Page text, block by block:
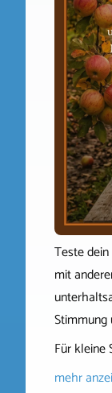
Teste
mit
Für kleine
mehr